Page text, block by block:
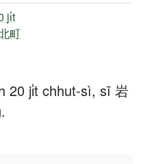
20 ji̍t chhut-sì, sī 岩
ji̍t
町